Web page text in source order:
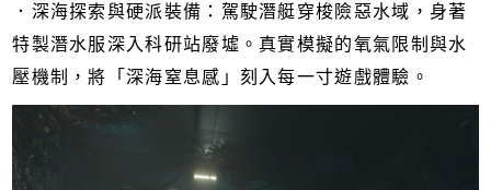
．深海探索與硬派裝備：駕駛潛艇穿梭險惡水域，身著
特製潛水服深入科研站廢墟。真實模擬的氧氣限制與水
壓機制，將「深海窒息感」刻入每一寸遊戲體驗。